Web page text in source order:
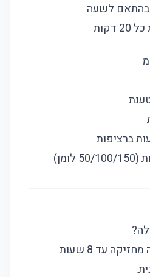
בהתאם לשעה
בשימוש רגיל, הסוללה מחזיקה עד 8 שעות